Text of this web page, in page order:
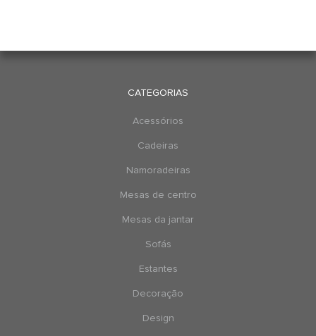
CATEGORIAS
Acessórios
Cadeiras
Namoradeiras
Mesas de centro
Mesas da jantar
Sofás
Estantes
Decoração
Design